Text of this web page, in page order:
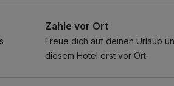
Zahle vor Ort
Freue dich auf deinen Urlaub
diesem Hotel erst vor Ort.